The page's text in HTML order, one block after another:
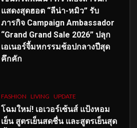
แสดงสุดฮอต “ลีน่า-หมิว” รับ
ภารกิจ Campaign Ambassador
“Grand Grand Sale 2026” ปลุก
เอเนอร์จี้มหกรรมช้อปกลางปีสุด
คึกคัก
FASHION LIVING UPDATE
โฉมใหม่! เอเวอร์เซ้นส์ แป้งหอม
เย็น สูตรเย็นสดชื่น และสูตรเย็นสุด